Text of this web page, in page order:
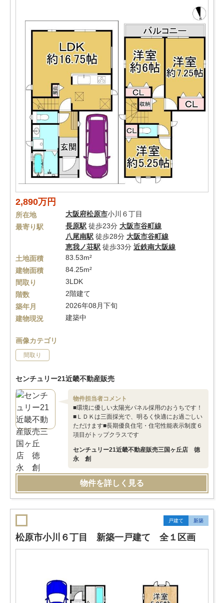
2,890万円
所在地 大阪府松原市小川６丁目
最寄り駅
長原駅 徒歩23分 大阪市谷町線
八尾南駅 徒歩28分 大阪市谷町線
恵我ノ荘駅 徒歩33分 近鉄南大阪線
土地面積
83.53m²
建物面積
84.25m²
間取り
3LDK
階数
2階建て
築年月
2026年08月下旬
建物現況
建築中
画像カテゴリ
間取り
センチュリー21近畿不動産販売
物件担当者コメント
■環境に優しい太陽光パネル採用のおうちです！
■ＬＤＫは三面採光で、明るく快適にお過ごしい
ただけます■長期優良住宅・住宅性能表示制度６
項目がトップクラスです
センチュリー21近畿不動産販売三国ヶ丘店 徳
永 創
物件を詳しく見る
戸建て 新築
松原市小川６丁目 新築一戸建て 全１区画